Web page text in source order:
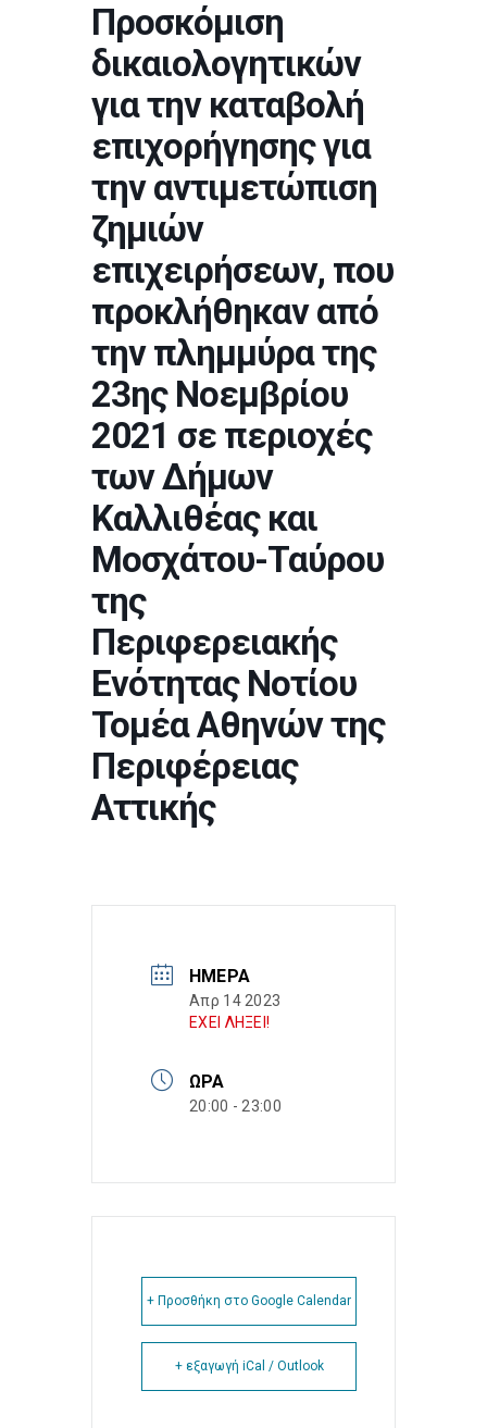
Προσκόμιση
δικαιολογητικών
για την καταβολή
επιχορήγησης για
την αντιμετώπιση
ζημιών
επιχειρήσεων, που
προκλήθηκαν από
την πλημμύρα της
23ης Νοεμβρίου
2021 σε περιοχές
των Δήμων
Καλλιθέας και
Μοσχάτου-Ταύρου
της
Περιφερειακής
Ενότητας Νοτίου
Τομέα Αθηνών της
Περιφέρειας
Αττικής
ΗΜΈΡΑ
Απρ 14 2023
ΕΧΕΙ ΛΗΞΕΙ!
ΏΡΑ
20:00 - 23:00
+ Προσθήκη στο Google Calendar
+ εξαγωγή iCal / Outlook